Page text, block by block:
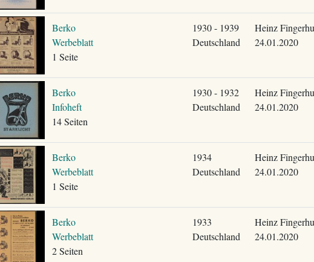
Berko
Werbeblatt
1 Seite
1930 - 1939
Deutschland
Heinz
24.01.2020
Berko
Infoheft
14 Seiten
1930 - 1932
Deutschland
Heinz
24.01.2020
Berko
Werbeblatt
1 Seite
1934
Deutschland
Heinz
24.01.2020
Berko
Werbeblatt
2 Seiten
1933
Deutschland
Heinz
24.01.2020